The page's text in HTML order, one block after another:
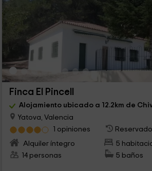
Finca El Pincell
Alojamiento ubicado a 12.2km de
Yatova, Valencia
1 opiniones
Alquiler íntegro
5
14 personas
5 baños